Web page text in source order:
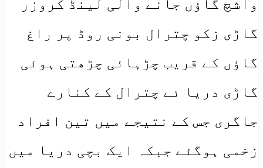
واشچ گاؤں جانے والی لینڈ کروزر
گاڑی زکو چترال بونی روڈ پر راغ
گاؤں کے قریب چڑہائی چڑھتی ہوئی
گاڑی دریا ئے چترال کے کنارے
جاگری جس کے نتیجے میں تین افراد
زخمی ہوگئے جبکہ ایک بچی دریا میں